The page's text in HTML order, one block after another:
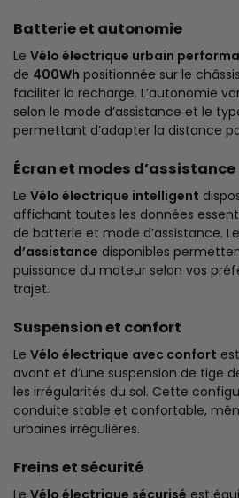
Batterie et autonomie
Le Vélo électrique urbain
de 400Wh positionnée sur le
faciliter la recharge. L’autonomie
selon le mode d’assistance et le
permettant d’adapter la distance
Écran et modes d’assistance
Le Vélo électrique intelligent
affichant toutes les données
de batterie et mode d’assistance.
d’assistance disponibles
puissance du moteur selon vos
trajet.
Suspension et confort
Le Vélo électrique avec confort
avant et d’une suspension de tige
les irrégularités du sol. Cette
conduite stable et confortable,
urbaines irrégulières.
Freins et sécurité